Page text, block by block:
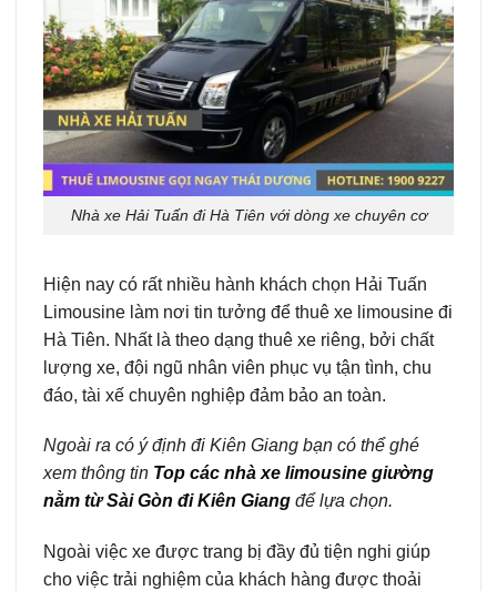
Nhà xe Hải Tuấn đi Hà Tiên với dòng xe chuyên cơ
Hiện nay có rất nhiều hành khách chọn Hải Tuấn
Limousine làm nơi tin tưởng để thuê xe limousine đi
Hà Tiên. Nhất là theo dạng thuê xe riêng, bởi chất
lượng xe, đội ngũ nhân viên phục vụ tận tình, chu
đáo, tài xế chuyên nghiệp đảm bảo an toàn.
Ngoài ra có ý định đi Kiên Giang bạn có thể ghé
xem thông tin Top các nhà xe limousine giường
nằm từ Sài Gòn đi Kiên Giang để lựa chọn.
Ngoài việc xe được trang bị đầy đủ tiện nghi giúp
cho việc trải nghiệm của khách hàng được thoải